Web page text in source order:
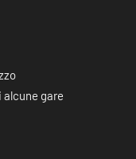
gare